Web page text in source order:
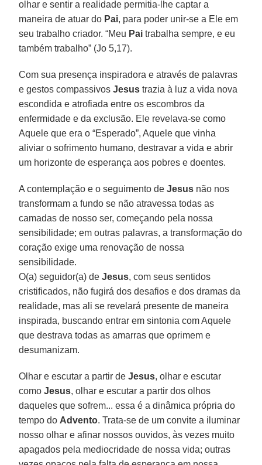
olhar e sentir a realidade permitia-lhe captar a
maneira de atuar do Pai, para poder unir-se a Ele em
seu trabalho criador. “Meu Pai trabalha sempre, e eu
também trabalho” (Jo 5,17).
Com sua presença inspiradora e através de palavras
e gestos compassivosJesus trazia à luz a vida nova
escondida e atrofiada entre os escombros da
enfermidade e da exclusão. Ele revelava-se como
Aquele que era o “Esperado”, Aquele que vinha
aliviar o sofrimento humano, destravar a vida e abrir
um horizonte de esperança aos pobres e doentes.
A contemplação e o seguimento deJesus não nos
transformam a fundo se não atravessa todas as
camadas de nosso ser, começando pela nossa
sensibilidade; em outras palavras, a transformação do
coração exige uma renovação de nossa
sensibilidade.
O(a) seguidor(a) deJesus, com seus sentidos
cristificados, não fugirá dos desafios e dos dramas da
realidade, mas ali se revelará presente de maneira
inspirada, buscando entrar em sintonia com Aquele
que destrava todas as amarras que oprimem e
desumanizam.
Olhar e escutar a partir deJesus, olhar e escutar
como Jesus, olhar e escutar a partir dos olhos
daqueles que sofrem... essa é a dinâmica própria do
tempo do Advento. Trata-se de um convite a iluminar
nosso olhar e afinar nossos ouvidos, às vezes muito
apagados pela mediocridade de nossa vida; outras